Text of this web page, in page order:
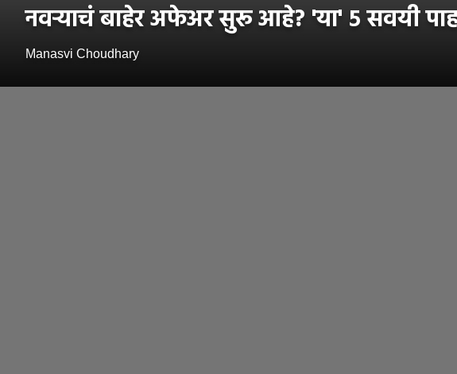
नवऱ्याचं बाहेर अफेअर सुरू आहे? 'या' ५ सवयी
Manasvi Choudhary